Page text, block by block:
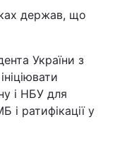
держав, що
України з
і НБУ для
і ратифікації у